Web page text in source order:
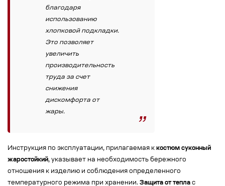
благодаря
использованию
хлопковой подкладки.
Это позволяет
увеличить
производительность
труда за счет
снижения
дискомфорта от
жары.
Инструкция по эксплуатации, прилагаемая к костюм суконный
жаростойкий, указывает на необходимость бережного
отношения к изделию и соблюдения определенного
температурного режима при хранении. Защита от тепла с